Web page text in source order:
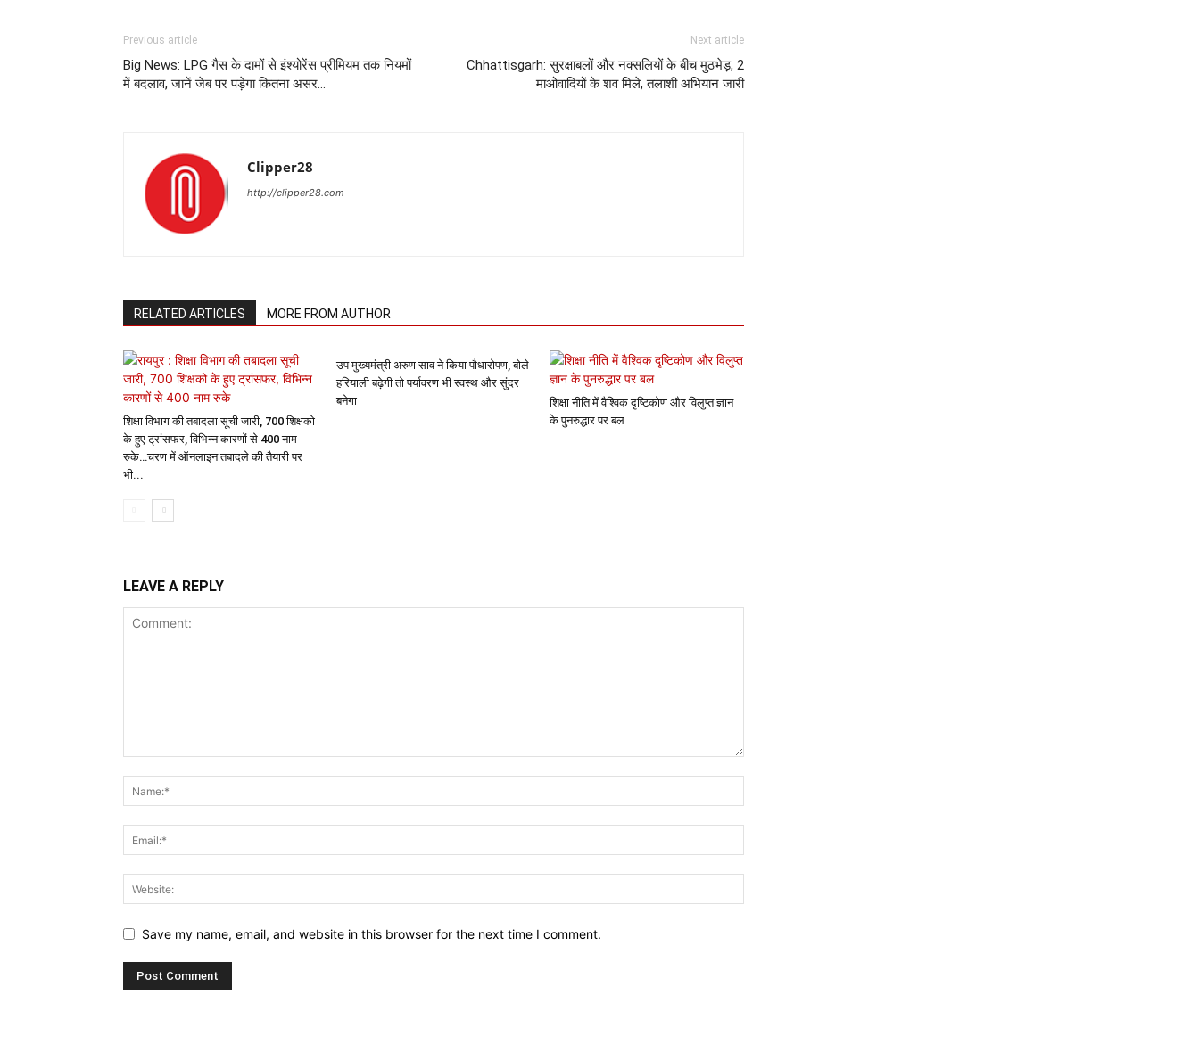
Previous article
Big News: LPG गैस के दामों से इंश्योरेंस प्रीमियम तक नियमों
में बदलाव, जानें जेब पर पड़ेगा कितना असर…
Next article
Chhattisgarh: सुरक्षाबलों और नक्सलियों के बीच मुठभेड़, 2
माओवादियों के शव मिले, तलाशी अभियान जारी
Clipper28
http://clipper28.com
RELATED ARTICLES MORE FROM AUTHOR
शिक्षा विभाग की तबादला सूची जारी, 700 शिक्षको
के हुए ट्रांसफर, विभिन्न कारणों से 400 नाम
रुके…चरण में ऑनलाइन तबादले की तैयारी पर
भी...
उप मुख्यमंत्री अरुण साव ने किया पौधारोपण, बोले
हरियाली बढ़ेगी तो पर्यावरण भी स्वस्थ और सुंदर
बनेगा
शिक्षा नीति में वैश्विक दृष्टिकोण और विलुप्त ज्ञान
के पुनरुद्धार पर बल
LEAVE A REPLY
Save my name, email, and website in this browser for the next time I comment.